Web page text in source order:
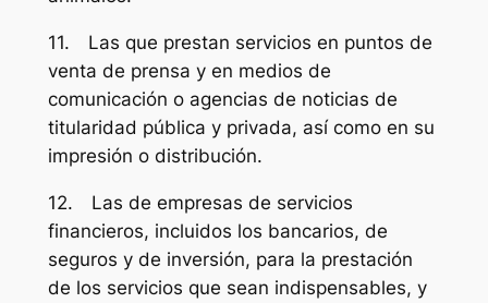
11. Las que prestan servicios en puntos de
venta de prensa y en medios de
comunicación o agencias de noticias de
titularidad pública y privada, así como en su
impresión o distribución.
12. Las de empresas de servicios
financieros, incluidos los bancarios, de
seguros y de inversión, para la prestación
de los servicios que sean indispensables, y